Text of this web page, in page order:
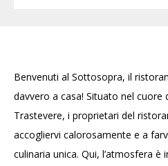
Benvenuti al Sottosopra, il
davvero a casa! Situato nel
Trastevere, i proprietari del
accogliervi calorosamente e a
culinaria unica. Qui, l’atmosfera